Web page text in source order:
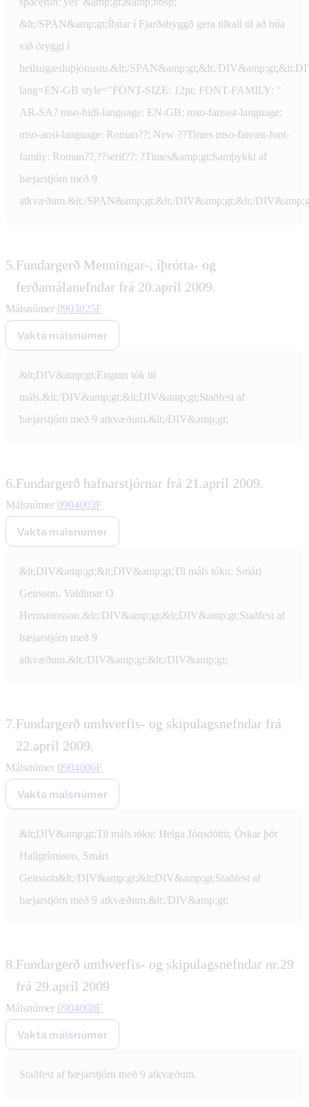
&lt;/SPAN&amp;gt;Íbúar í Fjarðabyggð gera tilkall til að búa
við öryggi í
heilsugæsluþjónustu.&lt;/SPAN&amp;gt;&lt;/
lang=EN-GB style="FONT-SIZE: 12pt; FONT-FAMILY: "
AR-SA? mso-bidi-language: EN-GB; mso-fareast-language:
mso-ansi-language: Roman??; New ??Times mso-fareast-font-
family: Roman??,??serif??; ?Times&amp;gt;Samþykkt af
bæjarstjórn með 9
atkvæðum.&lt;/SPAN&amp;gt;&lt;/DIV&amp;gt;&lt;/
5.Fundargerð Menningar-, íþrótta- og
ferðamálanefndar frá 20.apríl 2009.
Málsnúmer 0903025F
Vakta málsnúmer
&lt;DIV&amp;gt;Enginn tók til
máls.&lt;/DIV&amp;gt;&lt;DIV&amp;gt;Staðfest af
bæjarstjórn með 9 atkvæðum.&lt;/DIV&amp;gt;
6.Fundargerð hafnarstjórnar frá 21.apríl 2009.
Málsnúmer 0904003F
Vakta málsnúmer
&lt;DIV&amp;gt;&lt;DIV&amp;gt;Til máls tóku: Smári
Geirsson, Valdimar O
Hermannsson.&lt;/DIV&amp;gt;&lt;DIV&amp;gt;Staðfest af
bæjarstjórn með 9
atkvæðum.&lt;/DIV&amp;gt;&lt;/DIV&amp;gt;
7.Fundargerð umhverfis- og skipulagsnefndar frá
22.apríl 2009.
Málsnúmer 0904006F
Vakta málsnúmer
&lt;DIV&amp;gt;Til máls tóku: Helga Jónsdóttir, Óskar þór
Hallgrímsson, Smári
Geirsson&lt;/DIV&amp;gt;&lt;DIV&amp;gt;Staðfest af
bæjarstjórn með 9 atkvæðum.&lt;/DIV&amp;gt;
8.Fundargerð umhverfis- og skipulagsnefndar nr.29
frá 29.apríl 2009
Málsnúmer 0904008F
Vakta málsnúmer
Staðfest af bæjarstjórn með 9 atkvæðum.